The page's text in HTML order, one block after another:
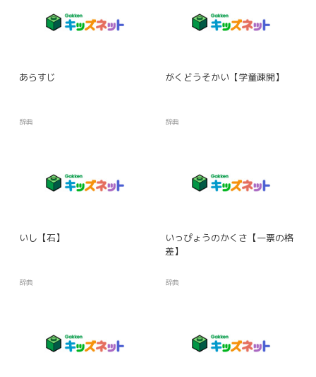
あらすじ
辞典
がくどうそかい【学童疎開】
辞典
いし【石】
辞典
いっぴょうのかくさ【一票の格
差】
辞典